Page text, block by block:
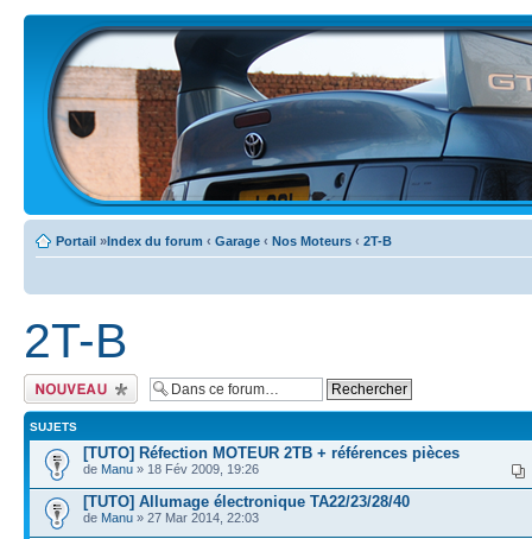
Portail »Index du forum ‹ Garage ‹ Nos Moteurs ‹ 2T-B
2T-B
Ecrire un nouveau
sujet
SUJETS
[TUTO] Réfection MOTEUR 2TB + références pièces
de Manu » 18 Fév 2009, 19:26
[TUTO] Allumage électronique TA22/23/28/40
de Manu » 27 Mar 2014, 22:03